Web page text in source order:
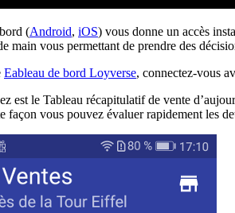
(Android, iOS) vous donne un accès
main vous permettant de prendre des
Еableau de bord Loyverse, connectez-vous
est le Tableau récapitulatif de vente
façon vous pouvez évaluer rapidement les